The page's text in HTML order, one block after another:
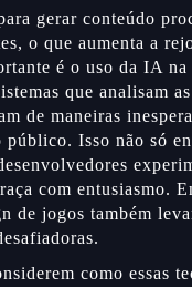
gerar conteúdo
o que aumenta a
é o uso da IA
que analisam
de maneiras
Isso não só
com entusiasmo.
jogos também
como essas